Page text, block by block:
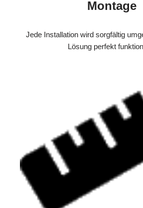
Montage
Jede Installation wird sorgfältig
Lösung perfekt